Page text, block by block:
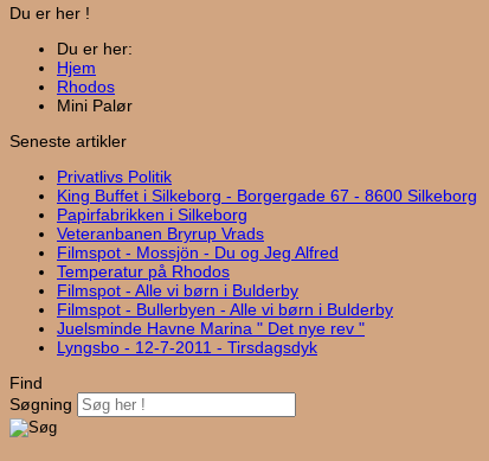
Du er her !
Du er her:
Hjem
Rhodos
Mini Palør
Seneste artikler
Privatlivs Politik
King Buffet i Silkeborg - Borgergade 67 - 8600 Silkeborg
Papirfabrikken i Silkeborg
Veteranbanen Bryrup Vrads
Filmspot - Mossjön - Du og Jeg Alfred
Temperatur på Rhodos
Filmspot - Alle vi børn i Bulderby
Filmspot - Bullerbyen - Alle vi børn i Bulderby
Juelsminde Havne Marina " Det nye rev "
Lyngsbo - 12-7-2011 - Tirsdagsdyk
Find
Søgning